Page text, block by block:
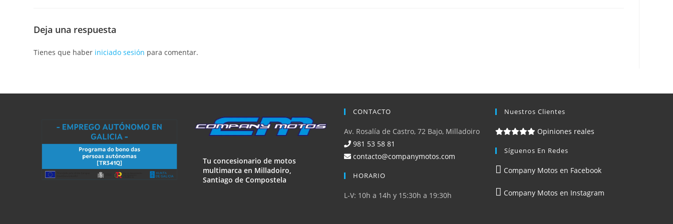
Deja una respuesta
Tienes que haber iniciado sesión para comentar.
Tu concesionario de motos
multimarca en Milladoiro,
Santiago de Compostela
CONTACTO
Av. Rosalía de Castro, 72 Bajo, Milladoiro
981 53 58 81
contacto@companymotos.com
HORARIO
L-V: 10h a 14h y 15:30h a 19:30h
Nuestros Clientes
Opiniones reales
Síguenos En Redes
Company Motos en Facebook
Company Motos en Instagram